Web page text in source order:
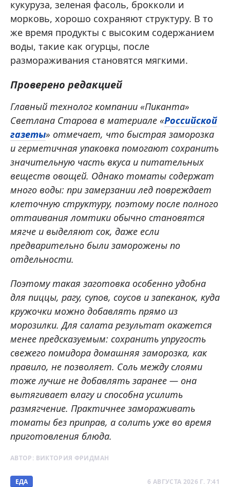
кукуруза, зеленая фасоль, брокколи и
морковь, хорошо сохраняют структуру. В то
же время продукты с высоким содержанием
воды, такие как огурцы, после
размораживания становятся мягкими.
Проверено редакцией
Главный технолог компании «Пиканта»
Светлана Старова в материале «Российской
газеты» отмечает, что быстрая заморозка
и герметичная упаковка помогают сохранить
значительную часть вкуса и питательных
веществ овощей. Однако томаты содержат
много воды: при замерзании лед повреждает
клеточную структуру, поэтому после полного
оттаивания ломтики обычно становятся
мягче и выделяют сок, даже если
предварительно были заморожены по
отдельности.
Поэтому такая заготовка особенно удобна
для пиццы, рагу, супов, соусов и запеканок, куда
кружочки можно добавлять прямо из
морозилки. Для салата результат окажется
менее предсказуемым: сохранить упругость
свежего помидора домашняя заморозка, как
правило, не позволяет. Соль между слоями
тоже лучше не добавлять заранее — она
вытягивает влагу и способна усилить
размягчение. Практичнее замораживать
томаты без приправ, а солить уже во время
приготовления блюда.
АВТОР: ВИКТОРИЯ ФРИДМАН
ЕДА 6 АВГУСТА 2026 Г. 7:41